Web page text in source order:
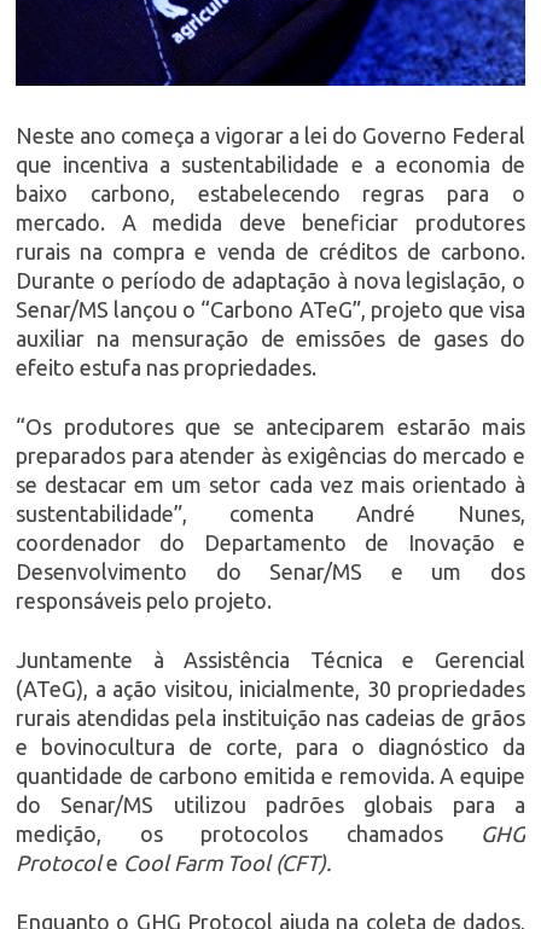
Neste ano começa a vigorar a lei do Governo Federal
que incentiva a sustentabilidade e a economia de
baixo carbono, estabelecendo regras para o
mercado. A medida deve beneficiar produtores
rurais na compra e venda de créditos de carbono.
Durante o período de adaptação à nova legislação, o
Senar/MS lançou o “Carbono ATeG”, projeto que visa
auxiliar na mensuração de emissões de gases do
efeito estufa nas propriedades.
“Os produtores que se anteciparem estarão mais
preparados para atender às exigências do mercado e
se destacar em um setor cada vez mais orientado à
sustentabilidade”, comenta André Nunes,
coordenador do Departamento de Inovação e
Desenvolvimento do Senar/MS e um dos
responsáveis pelo projeto.
Juntamente à Assistência Técnica e Gerencial
(ATeG), a ação visitou, inicialmente, 30 propriedades
rurais atendidas pela instituição nas cadeias de grãos
e bovinocultura de corte, para o diagnóstico da
quantidade de carbono emitida e removida. A equipe
do Senar/MS utilizou padrões globais para a
medição, os protocolos chamados GHG
Protocole Cool Farm Tool (CFT).
Enquanto o GHG Protocol ajuda na coleta de dados,